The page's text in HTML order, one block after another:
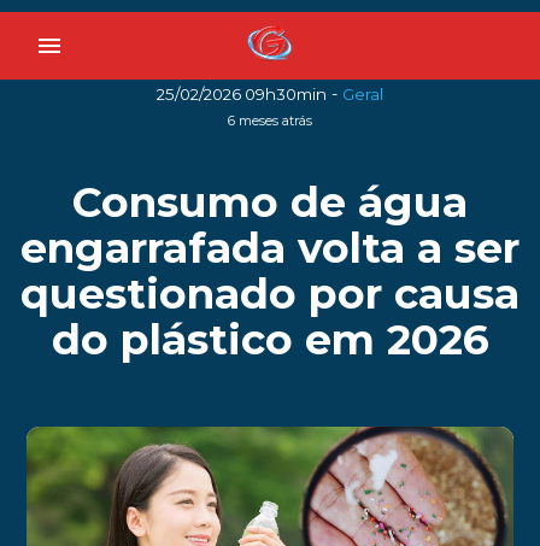
menu
25/02/2026 09h30min - Geral
6 meses atrás
Consumo de água
engarrafada volta a ser
questionado por causa
do plástico em 2026